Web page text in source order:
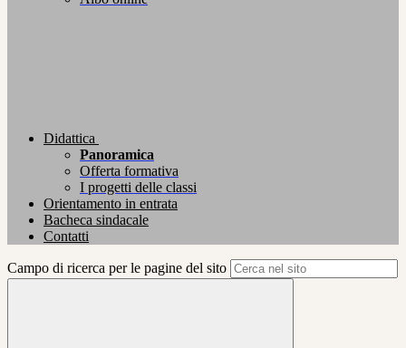
Didattica
Panoramica
Offerta formativa
I progetti delle classi
Orientamento in entrata
Bacheca sindacale
Contatti
Campo di ricerca per le pagine del sito